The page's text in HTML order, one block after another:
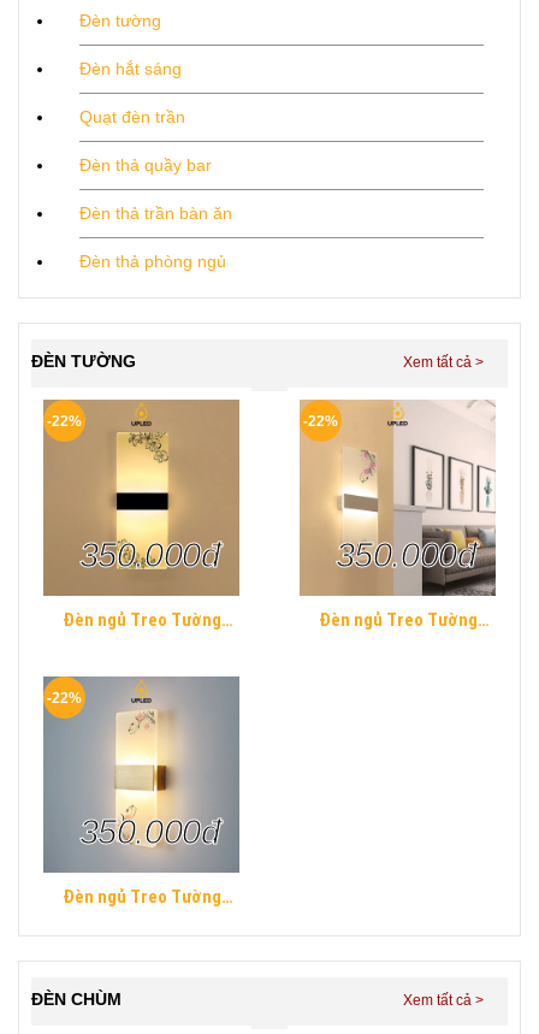
Đèn tường
Đèn hắt sáng
Quạt đèn trần
Đèn thả quầy bar
Đèn thả trần bàn ăn
Đèn thả phòng ngủ
ĐÈN TƯỜNG
Đèn ngủ Treo Tường
ngủ hình khối chữ nhật
Hiện Đại
350.000đ
-22%
Đèn ngủ Treo Tường
350.000đ
-22%
Đèn ngủ Treo Tường
350.000đ
-22%
ĐÈN CHÙM